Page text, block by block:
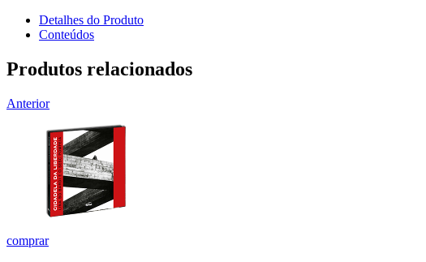
Detalhes do Produto
Conteúdos
Produtos relacionados
Anterior
comprar